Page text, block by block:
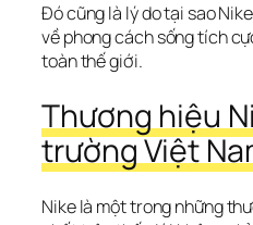
Đó cũng là lý do tại sao
về phong cách sống tích
toàn thế giới.
Thương hiệu
trường Việt
Nike là một trong những